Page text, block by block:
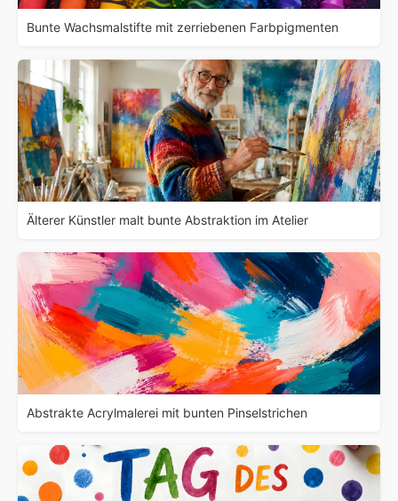
Bunte Wachsmalstifte mit zerriebenen Farbpigmenten
Älterer Künstler malt bunte Abstraktion im Atelier
Abstrakte Acrylmalerei mit bunten Pinselstrichen